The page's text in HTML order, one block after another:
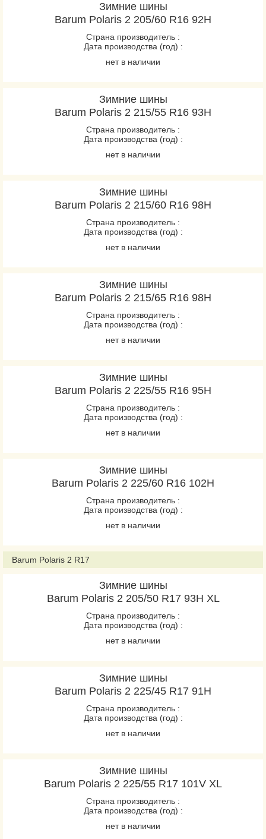
Зимние шины
Barum Polaris 2 205/60 R16 92H
Страна производитель :
Дата производства (год) :
нет в наличии
Зимние шины
Barum Polaris 2 215/55 R16 93H
Страна производитель :
Дата производства (год) :
нет в наличии
Зимние шины
Barum Polaris 2 215/60 R16 98H
Страна производитель :
Дата производства (год) :
нет в наличии
Зимние шины
Barum Polaris 2 215/65 R16 98H
Страна производитель :
Дата производства (год) :
нет в наличии
Зимние шины
Barum Polaris 2 225/55 R16 95H
Страна производитель :
Дата производства (год) :
нет в наличии
Зимние шины
Barum Polaris 2 225/60 R16 102H
Страна производитель :
Дата производства (год) :
нет в наличии
Barum Polaris 2 R17
Зимние шины
Barum Polaris 2 205/50 R17 93H XL
Страна производитель :
Дата производства (год) :
нет в наличии
Зимние шины
Barum Polaris 2 225/45 R17 91H
Страна производитель :
Дата производства (год) :
нет в наличии
Зимние шины
Barum Polaris 2 225/55 R17 101V XL
Страна производитель :
Дата производства (год) :
нет в наличии